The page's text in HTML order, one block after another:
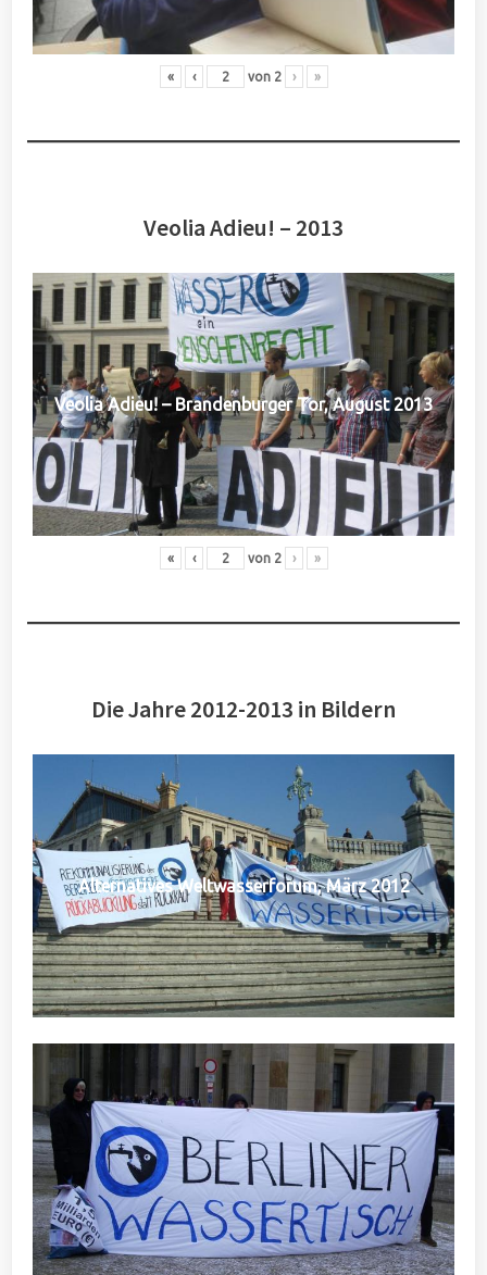
« ‹ von 2 › »
Veolia Adieu! – 2013
Veolia Adieu! – Brandenburger Tor, August 2013
« ‹ von 2 › »
Die Jahre 2012-2013 in Bildern
Alternatives Weltwasserforum, März 2012